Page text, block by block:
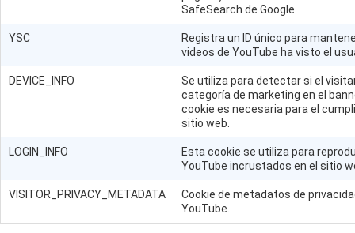
SafeSearch de Google.
YSC
Registra un ID único para
videos de YouTube ha visto el
DEVICE_INFO
Se utiliza para detectar si el
categoría de marketing en el
cookie es necesaria para el
sitio web.
LOGIN_INFO
Esta cookie se utiliza para
YouTube incrustados en el sitio
VISITOR_PRIVACY_METADATA
Cookie de metadatos de
YouTube.